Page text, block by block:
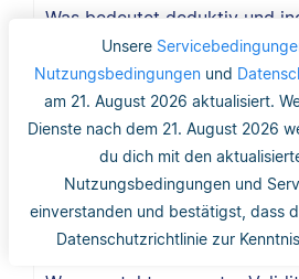
Unsere
Nutzungsbedingungen und
am 21. August 2026 aktualisiert.
Dienste nach dem 21. August 2026
du dich mit den
Nutzungsbedingungen und
einverstanden und bestätigst, dass
Datenschutzrichtlinie zur
Was bedeutet deduktiv und
Was bedeutet induktiv?
Was bedeutet deduktiv?
Was ist Validität?
Was ist interne Validität?